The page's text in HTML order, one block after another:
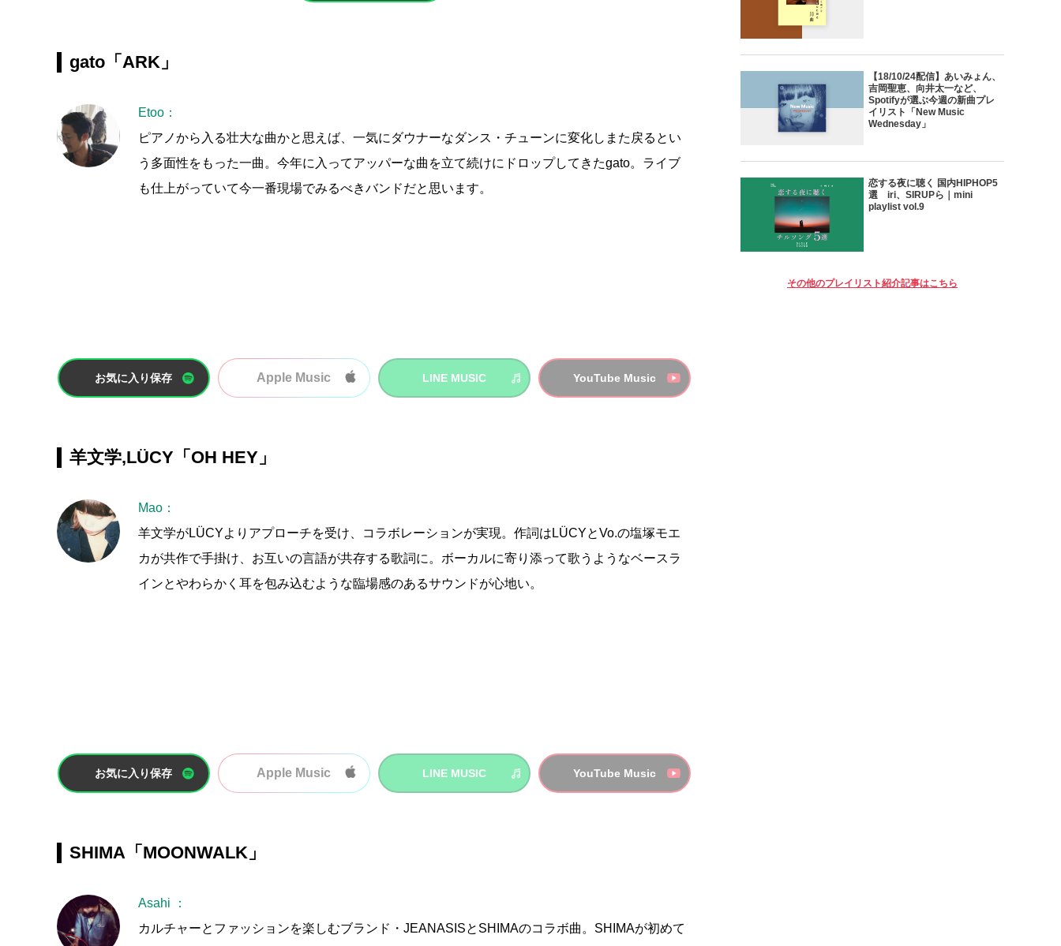
gato「ARK」
Etoo：
ピアノから入る壮大な曲かと思えば、一気にダウナーなダンス・チューンに変化しまた戻るとい
う多面性をもった一曲。今年に入ってアッパーな曲を立て続けにドロップしてきたgato。ライブ
も仕上がっていて今一番現場でみるべきバンドだと思います。
お気に入り保存 Apple Music LINE MUSIC YouTube Music
羊文学,LÜCY「OH HEY」
Mao：
羊文学がLÜCYよりアプローチを受け、コラボレーションが実現。作詞はLÜCYとVo.の塩塚モエ
カが共作で手掛け、お互いの言語が共存する歌詞に。ボーカルに寄り添って歌うようなベースラ
インとやわらかく耳を包み込むような臨場感のあるサウンドが心地い。
お気に入り保存 Apple Music LINE MUSIC YouTube Music
SHIMA「MOONWALK」
Asahi ：
カルチャーとファッションを楽しむブランド・JEANASISとSHIMAのコラボ曲。SHIMAが初めて
【18/10/24配信】あいみょん、
吉岡聖恵、向井太一など、
Spotifyが選ぶ今週の新曲プレ
イリスト「New Music
Wednesday」
恋する夜に聴く 国内HIPHOP5
選 iri、SIRUPら｜mini
playlist vol.9
その他のプレイリスト紹介記事はこちら